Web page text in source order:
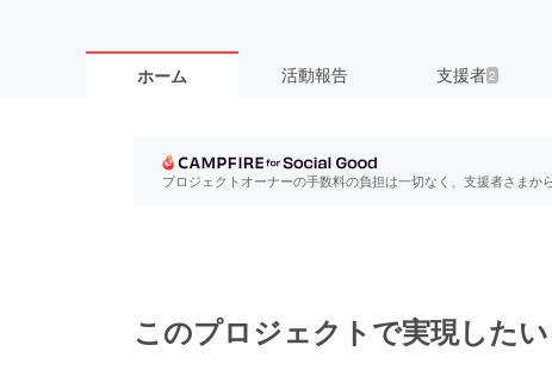
ホーム 活動報告 支援者2
プロジェクトオーナーの手数料の負担は一切なく、支援者さまか
このプロジェクトで実現した